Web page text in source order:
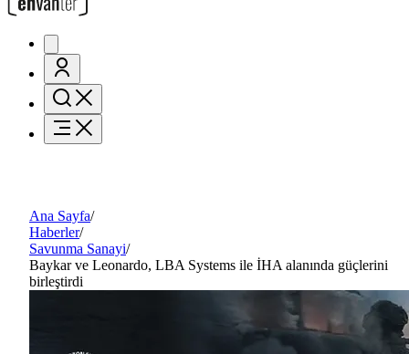
Ana Sayfa/
Haberler/
Savunma Sanayi/
Baykar ve Leonardo, LBA Systems ile İHA alanında güçlerini
birleştirdi